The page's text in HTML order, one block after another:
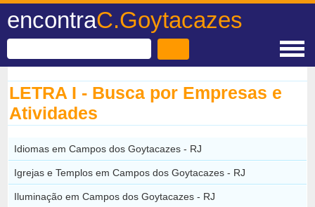
encontraC.Goytacazes
LETRA I - Busca por Empresas e
Atividades
Idiomas em Campos dos Goytacazes - RJ
Igrejas e Templos em Campos dos Goytacazes - RJ
Iluminação em Campos dos Goytacazes - RJ